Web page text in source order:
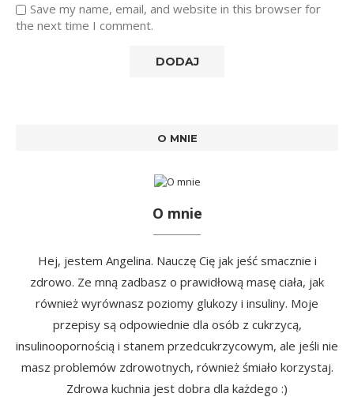
Save my name, email, and website in this browser for
the next time I comment.
O MNIE
O mnie
Hej, jestem Angelina. Nauczę Cię jak jeść smacznie i
zdrowo. Ze mną zadbasz o prawidłową masę ciała, jak
również wyrównasz poziomy glukozy i insuliny. Moje
przepisy są odpowiednie dla osób z cukrzycą,
insulinoopornością i stanem przedcukrzycowym, ale jeśli nie
masz problemów zdrowotnych, również śmiało korzystaj.
Zdrowa kuchnia jest dobra dla każdego :)